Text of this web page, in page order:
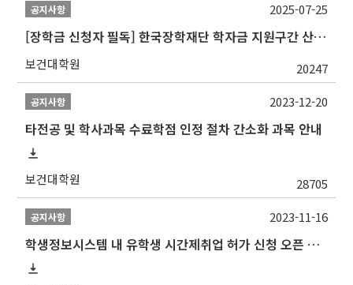
공지사항
[장학금 신청자 필독] 한국장학재단 학자금 지원구간 산정 권고
보건대학원 20247
2025-07-25
공지사항
타전공 및 학사과목 수료학점 인정 절차 간소화 과목 안내
보건대학원 28705
2023-12-20
공지사항
학생정보시스템 내 유학생 시간제취업 허가 신청 오픈 안내
2023-11-16